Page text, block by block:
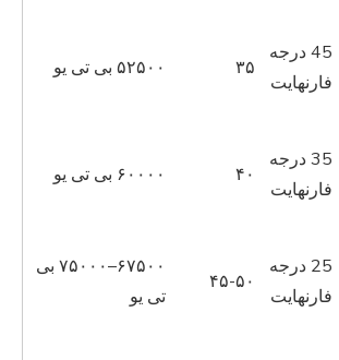
45 درجه
فارنهایت
۳۵ ۵۲۵۰۰ بی تی یو
35 درجه
فارنهایت
۴۰ ۶۰۰۰۰ بی تی یو
25 درجه
فارنهایت
۴۵-۵۰
۶۷۵۰۰–۷۵۰۰۰ بی
تی یو